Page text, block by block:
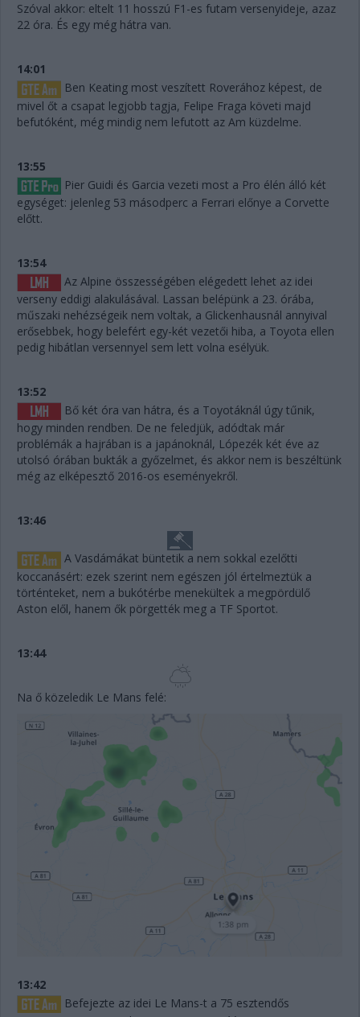
Szóval akkor: eltelt 11 hosszú F1-es futam versenyideje, azaz
22 óra. És egy még hátra van.
14:01
Ben Keating most veszített Roverához képest, de
mivel őt a csapat legjobb tagja, Felipe Fraga követi majd
befutóként, még mindig nem lefutott az Am küzdelme.
13:55
Pier Guidi és Garcia vezeti most a Pro élén álló két
egységet: jelenleg 53 másodperc a Ferrari előnye a Corvette
előtt.
13:54
Az Alpine összességében elégedett lehet az idei
verseny eddigi alakulásával. Lassan belépünk a 23. órába,
műszaki nehézségeik nem voltak, a Glickenhausnál annyival
erősebbek, hogy belefért egy-két vezetői hiba, a Toyota ellen
pedig hibátlan versennyel sem lett volna esélyük.
13:52
Bő két óra van hátra, és a Toyotáknál úgy tűnik,
hogy minden rendben. De ne feledjük, adódtak már
problémák a hajrában is a japánoknál, Lópezék két éve az
utolsó órában bukták a győzelmet, és akkor nem is beszéltünk
még az elképesztő 2016-os eseményekről.
13:46
A Vasdámákat büntetik a nem sokkal ezelőtti
koccanásért: ezek szerint nem egészen jól értelmeztük a
történteket, nem a bukótérbe menekültek a megpördülő
Aston elől, hanem ők pörgették meg a TF Sportot.
13:44
Na ő közeledik Le Mans felé:
13:42
Befejezte az idei Le Mans-t a 75 esztendős